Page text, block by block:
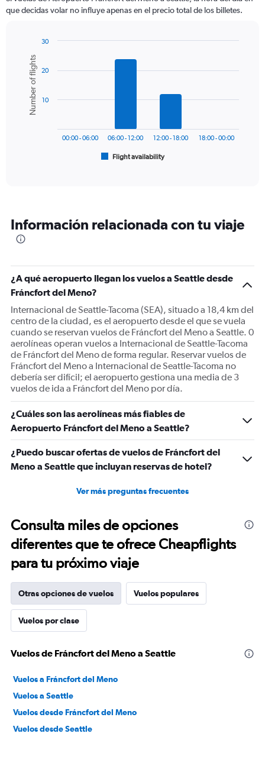
categories.
The
axis
displaying
values.
Range:
que decidas volar no influye apenas en el precio total de los billetes.
chart
with
bars.
The
categories.
The
Y
axis
displaying
Number
of
flights.
Range:
0
to
30.
Chart
graphic.
Number of flights
Flight availability
00:00 - 06:00 06:00 - 12:00 12:00 - 18:00 18:00 - 00:00
10
20
30
Información relacionada con tu viaje
¿A qué aeropuerto llegan los vuelos a Seattle desde
Fráncfort del Meno?
Internacional de Seattle-Tacoma (SEA), situado a 18,4 km del
centro de la ciudad, es el aeropuerto desde el que se vuela
cuando se reservan vuelos de Fráncfort del Meno a Seattle. 0
aerolíneas operan vuelos a Internacional de Seattle-Tacoma
de Fráncfort del Meno de forma regular. Reservar vuelos de
Fráncfort del Meno a Internacional de Seattle-Tacoma no
debería ser difícil; el aeropuerto gestiona una media de 3
vuelos de ida a Fráncfort del Meno por día.
¿Cuáles son las aerolíneas más fiables de
Aeropuerto Fráncfort del Meno a Seattle?
¿Puedo buscar ofertas de vuelos de Fráncfort del
Meno a Seattle que incluyan reservas de hotel?
Ver más preguntas frecuentes
Consulta miles de opciones
diferentes que te ofrece Cheapflights
para tu próximo viaje
Otras opciones de vuelos Vuelos populares
Vuelos por clase
Vuelos de Fráncfort del Meno a Seattle
Vuelos a Fráncfort del Meno
Vuelos a Seattle
Vuelos desde Fráncfort del Meno
Vuelos desde Seattle